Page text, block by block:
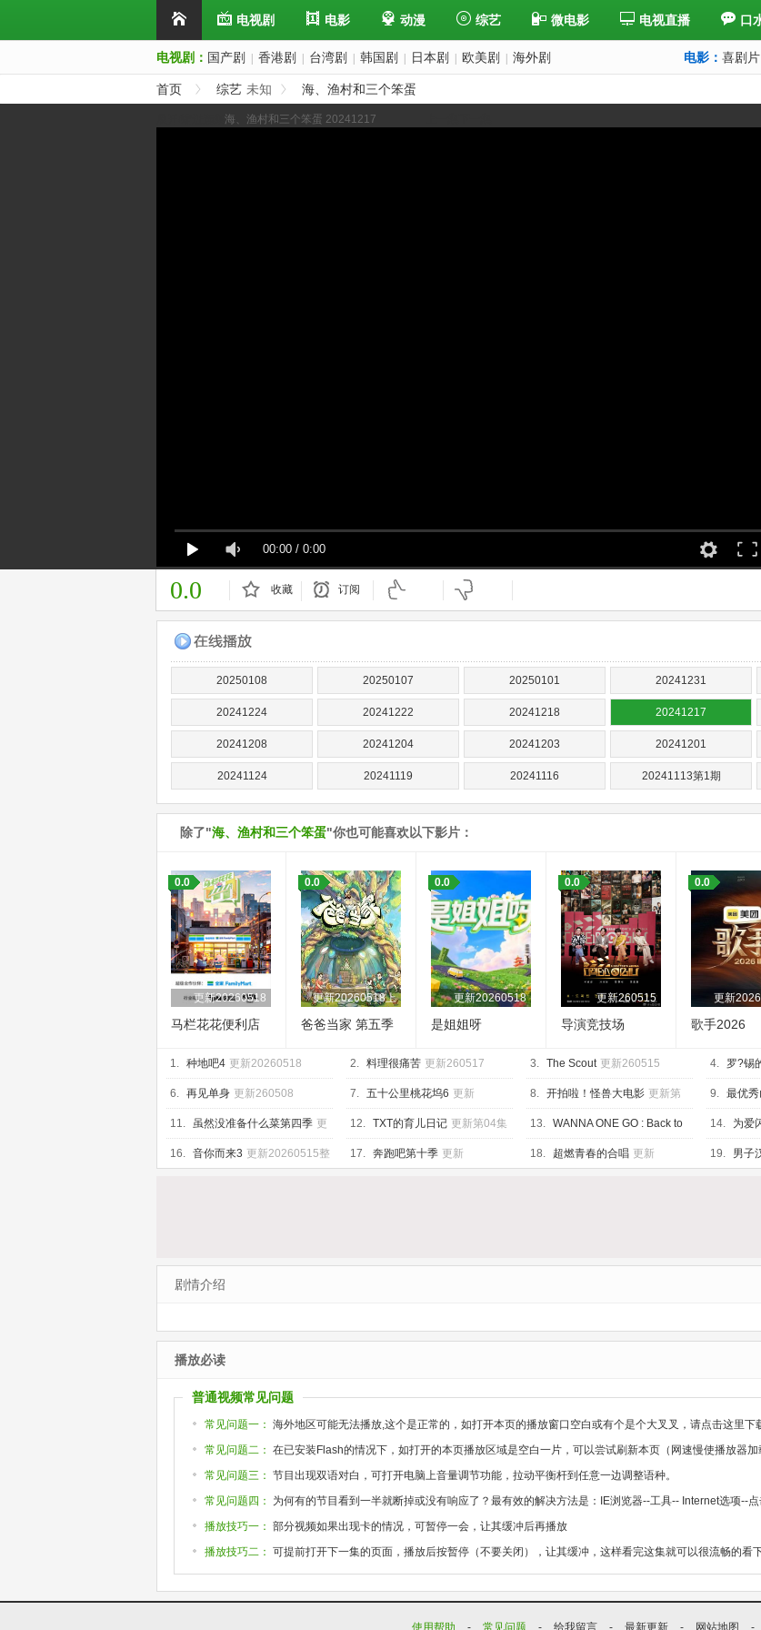
电视剧 电影 动漫 综艺 微电影 电视直播 口
电视剧： 国产剧 香港剧 台湾剧 韩国剧 日本剧 欧美剧 海外剧 电影： 喜剧片
首页 综艺 未知 海、渔村和三个笨蛋
海、渔村和三个笨蛋 20241217
00:00 / 0:00
0.0 收藏 订阅
20250108 20250107 20250101 20241231
20241224 20241222 20241218 20241217
20241208 20241204 20241203 20241201
20241124 20241119 20241116 20241113第1期
除了"海、渔村和三个笨蛋"你也可能喜欢以下影片：
更新20260518
0.0
马栏花花便利店
更新20260518上
0.0
爸爸当家 第五季
更新20260518
0.0
是姐姐呀
更新260515
0.0
导演竞技场
更新
0.0
歌手2026
1. 种地吧4 更新20260518 2. 料理很痛苦 更新260517 3. The Scout 更新260515 4. 罗?锡
6. 再见单身 更新260508 7. 五十公里桃花坞6 更新
20260518上
8. 开拍啦！怪兽大电影 更新第
04集
9. 最优秀
11. 虽然没准备什么菜第四季 更
新260515
12. TXT的育儿日记 更新第04集 13. WANNA ONE GO : Back to
Base 更新260428
14. 为爱
20260518
16. 音你而来3 更新20260515整 17. 奔跑吧第十季 更新 18. 超燃青春的合唱 更新 19. 男子
剧情介绍
播放必读
普通视频常见问题
常见问题一： 海外地区可能无法播放,这个是正常的，如打开本页的播放窗口空白或有个是个大叉叉，请点击这里
常见问题二： 在已安装Flash的情况下，如打开的本页播放区域是空白一片，可以尝试刷新本页（网速慢使播放器加
常见问题三： 节目出现双语对白，可打开电脑上音量调节功能，拉动平衡杆到任意一边调整语种。
常见问题四：
为何有的节目看到一半就断掉或没有响应了？最有效的解决方法是：IE浏览器--工具-- Internet选项--
播放技巧一： 部分视频如果出现卡的情况，可暂停一会，让其缓冲后再播放
播放技巧二： 可提前打开下一集的页面，播放后按暂停（不要关闭），让其缓冲，这样看完这集就可以很流畅的看下
使用帮助 - 常见问题 - 给我留言 - 最新更新 - 网站地图 -